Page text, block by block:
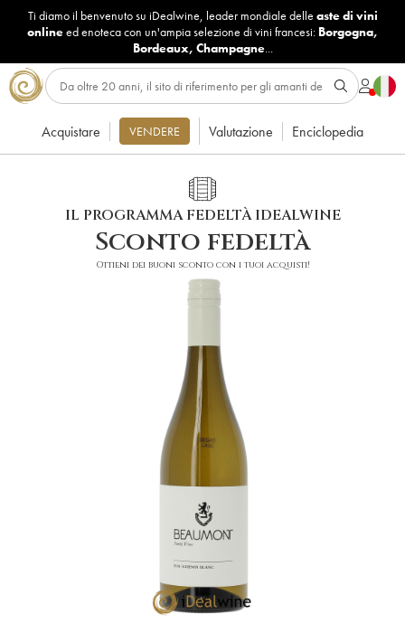
Ti diamo il benvenuto su iDealwine, leader mondiale delle aste di vini
onlineed enoteca con un'ampia selezione di vini francesi: Borgogna,
Bordeaux, Champagne...
Acquistare VENDERE Valutazione Enciclopedia
IL PROGRAMMA FEDELTÀ IDEALWINE
Sconto fedeltà
Ottieni dei buoni sconto con i tuoi acquisti!